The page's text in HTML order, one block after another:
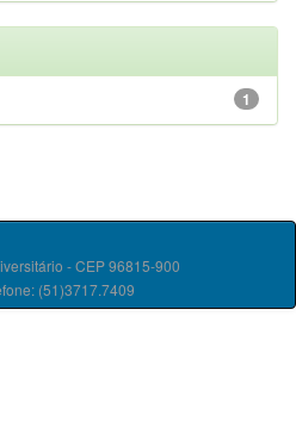
1
- CEP 96815-900
(51)3717.7409